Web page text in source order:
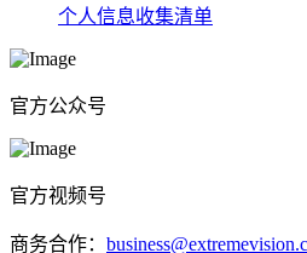
个人信息收集清单
官方公众号
官方视频号
商务合作：